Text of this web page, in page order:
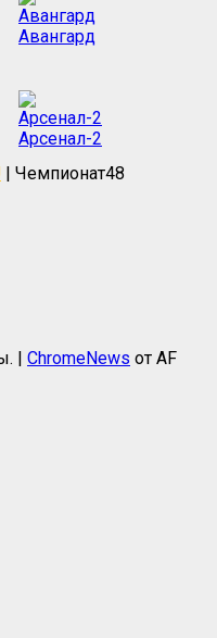
Авангард
Арсенал-2
| Чемпионат48
| ChromeNews от AF